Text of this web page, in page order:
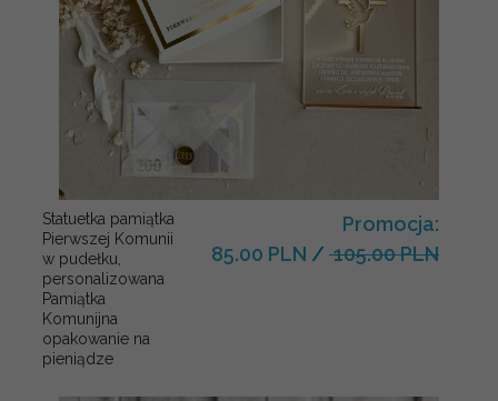
Statuetka pamiątka
Pierwszej Komunii
w pudełku,
personalizowana
Pamiątka
Komunijna
opakowanie na
pieniądze
Promocja:
85.00 PLN / 105.00 PLN